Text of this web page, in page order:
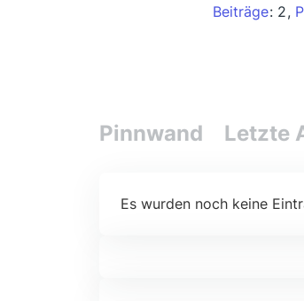
Beiträge 2
Pinnwand Letzte
Es wurden noch keine